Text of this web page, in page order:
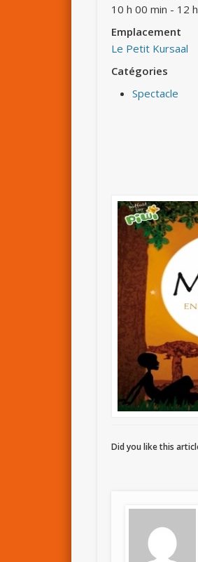
10 h 00 min - 12
Emplacement
Le Petit Kursaal
Catégories
Spectacle
Did you like this